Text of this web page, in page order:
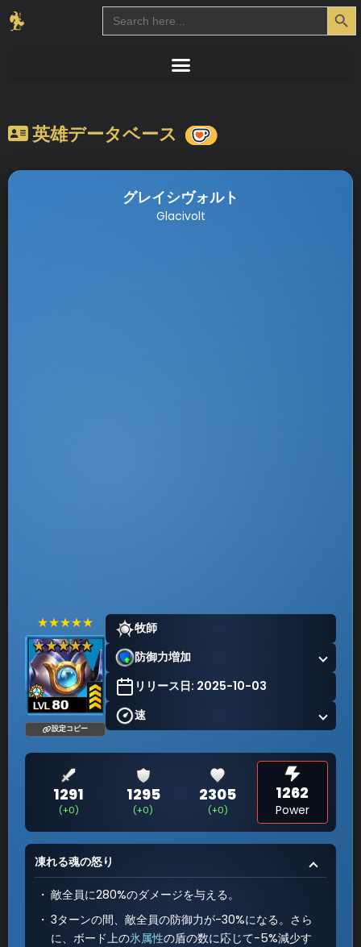
Search
for:
Search Button
英雄データベース
グレイシヴォルト
Glacivolt
★★★★★
設定コピー
牧師
防御力増加
リリース日: 2025-10-03
速
1291
(+0)
1295
(+0)
2305
(+0)
1262
Power
凍れる魂の怒り
敵全員に280%のダメージを与える。
3ターンの間、敵全員の防御力が-30%になる。さら
に、ボード上の氷属性の盾の数に応じて-5%減少す